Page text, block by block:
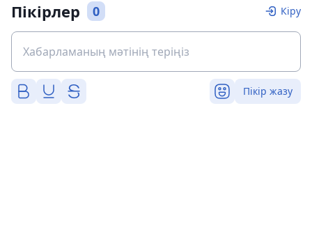
Пікірлер 0 Кіру
Пікір жазу